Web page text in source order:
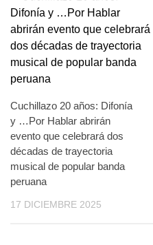
Cuchillazo 20 años: Difonía
y …Por Hablar abrirán
evento que celebrará dos
décadas de trayectoria
musical de popular banda
peruana
17 DICIEMBRE 2025